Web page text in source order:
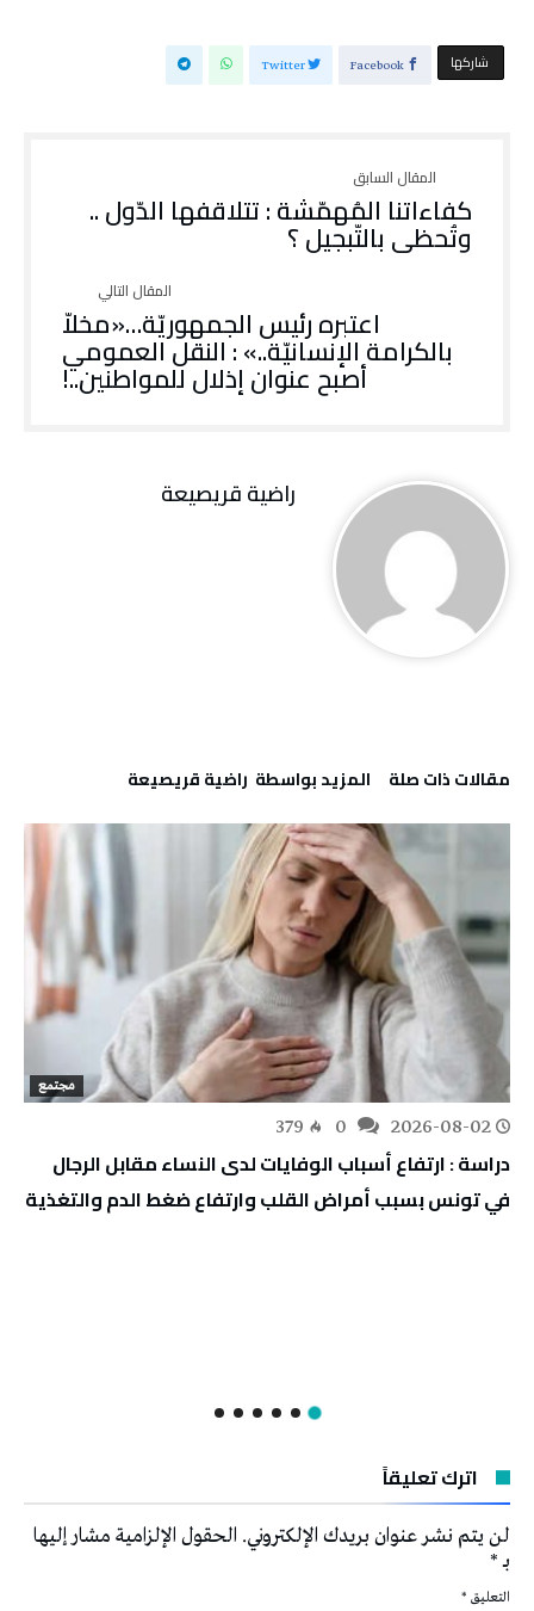
‫‫ شاركها‬ Facebook
Twitter
كفاءاتنا المُهمّشة : تتلاقفها الدّول ..
وتُحظى بالتّبجيل ؟
اعتبره رئيس الجمهوريّة…«مخلاّ
بالكرامة الإنسانيّة..» : النقل العمومي
أصبح عنوان إذلال للمواطنين..!
راضية قريصيعة
‫مقالات ذات صلة‬ ‫‫المزيد بواسطة‬ ‬ راضية قريصيعة
مجتمع
2026-08-02
379
دراسة : ارتفاع أسباب الوفايات لدى النساء مقابل الرجال
في تونس بسبب أمراض القلب وارتفاع ضغط الدم والتغذية
اترك تعليقاً
لن يتم نشر عنوان بريدك الإلكتروني. الحقول الإلزامية مشار إليها
بـ*
التعليق *